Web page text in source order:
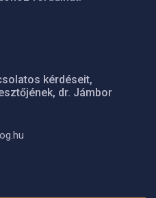
kérdéseit,
dr. Jámbor